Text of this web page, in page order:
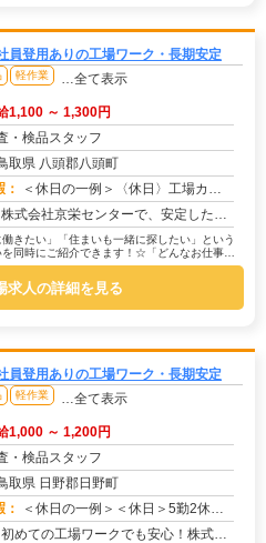
員登用ありの工場ワーク・長期安定
軽作業 …全て表示
1,100 ～ 1,300円
・検品スタッフ
取県 八頭郡八頭町
＜休日の一例＞〈休日〉工場カレンダーによる★年間休日120日以上のお仕事もあり（配属先による）★有給休暇あり※配属...
株式会社京栄センターで、安定した暮らしを手に入れませんか？☆家具付き寮がすぐに利用可能！→ 敷金・礼金・鍵交換代も...
きたい」「住まいも一緒に探したい」という
同時にご紹介できます！☆「どんなお仕事が
求人の詳細を見る
員登用ありの工場ワーク・長期安定
軽作業 …全て表示
1,000 ～ 1,200円
・検品スタッフ
取県 日野郡日野町
＜休日の一例＞＜休日＞5勤2休（工場カレンダーによる）★ＧＷ・夏季・年末年始休暇あり★有給休暇あり※配属先により休...
初めての工場ワークでも安心！株式会社京栄センターなら、全国各地の豊富なお仕事の中から、あなたにぴったりの環境が見つ...